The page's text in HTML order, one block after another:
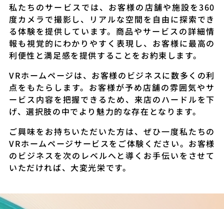
私たちのサービスでは、お客様の店舗や施設を360
度カメラで撮影し、リアルな空間を自由に探索でき
る体験を提供しています。商品やサービスの詳細情
報も視覚的にわかりやすく表現し、お客様に最高の
利便性と満足感を提供することをお約束します。
VRホームページは、お客様のビジネスに数多くの利
点をもたらします。お客様が予め店舗の雰囲気やサ
ービス内容を把握できるため、来店のハードルを下
げ、選択肢の中でより魅力的な存在となります。
ご興味をお持ちいただいた方は、ぜひ一度私たちの
VRホームページサービスをご体験ください。お客様
のビジネスを次のレベルへと導くお手伝いをさせて
いただければ、大変光栄です。